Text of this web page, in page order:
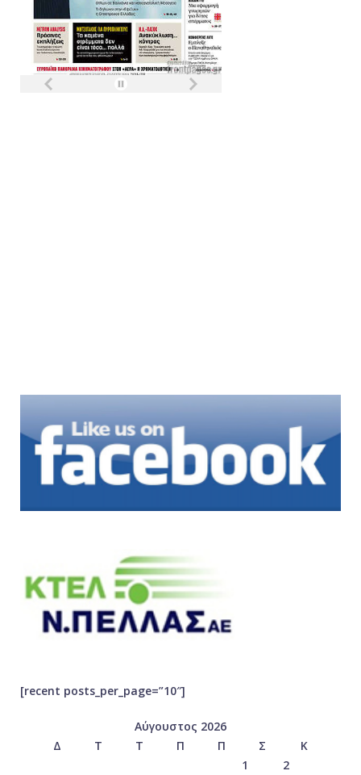
[recent posts_per_page=”10″]
Αύγουστος 2026
Δ
Τ Τ Π Π Σ
Κ
1
2